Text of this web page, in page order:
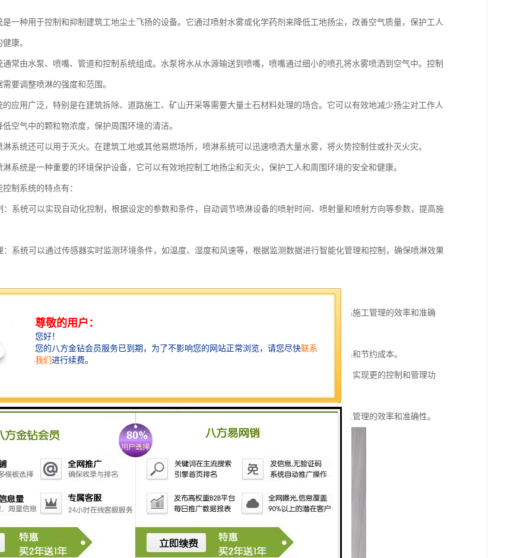
是一种用于控制和抑制建筑工地尘土飞扬的设备。它通过喷射水雾或化学药剂来降低工地扬尘，改善空气质量，保护工人
康。
通常由水泵、喷嘴、管道和控制系统组成。水泵将水从水源输送到喷嘴，喷嘴通过细小的喷孔将水雾喷洒到空气中。控制
要调整喷淋的强度和范围。
的应用广泛，特别是在建筑拆除、道路施工、矿山开采等需要大量土石材料处理的场合。它可以有效地减少扬尘对工作人
低空气中的颗粒物浓度，保护周围环境的清洁。
淋系统还可以用于灭火。在建筑工地或其他易燃场所，喷淋系统可以迅速喷洒大量水雾，将火势控制住或扑灭火灾。
淋系统是一种重要的环境保护设备，它可以有效地控制工地扬尘和灭火，保护工人和周围环境的安全和健康。
制系统的特点有：
：系统可以实现自动化控制，根据设定的参数和条件，自动调节喷淋设备的喷射时间、喷射量和喷射方向等参数，提高施
：系统可以通过传感器实时监测环境条件，如温度、湿度和风速等，根据监测数据进行智能化管理和控制，确保喷淋效果
系统可以根据实际需求进行喷淋控制，避免过度喷淋和浪费水资源，同时减少对环境的污染。
系统可以通过网络远程监控和控制，实时获取施工现场的数据和状态，及时调整喷淋参数，提高施工管理的效率和准确
优化：系统可以对喷淋数据进行收集和分析，通过数据挖掘和算法优化喷淋参数，提高施工效果和节约成本。
系统可以根据工地的实际需求进行灵活的配置和扩展，可以与其他智能化设备和系统进行集成，实现更的控制和管理功
：系统提供直观的可视化界面，方便操作和监控，同时可以显示实时数据和报警信息，提高施工管理的效率和准确性。